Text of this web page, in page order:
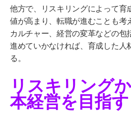
他方で、リスキリングによって育
値が高まり、転職が進むことも考
カルチャー、経営の変革などの包
進めていかなければ、育成した人
る。
リスキリング
本経営を目指す